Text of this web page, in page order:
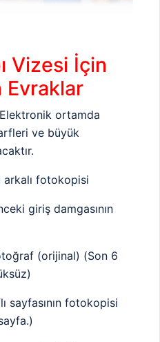
Vizesi İçin
Evraklar
ortamda
ve büyük
arkalı fotokopisi
giriş damgasının
(orijinal) (Son 6
sayfasının fotokopisi